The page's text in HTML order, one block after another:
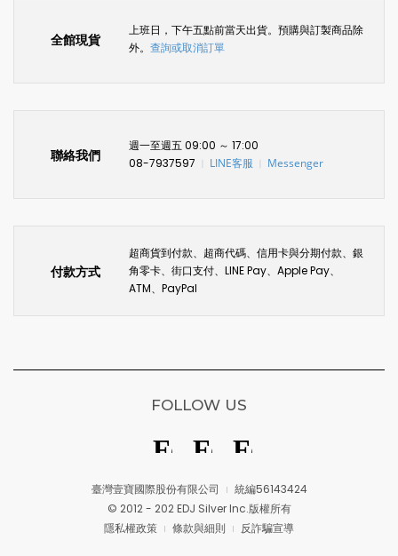
全館現貨
上班日，下午五點前當天出貨。預購與訂製商品除
外。 查詢或取消訂單
聯絡我們
週一至週五 09:00 ～ 17:00
08-7937597
LINE客服 Messenger
付款方式
超商貨到付款、超商代碼、信用卡與分期付款、銀
角零卡、街口支付、LINE Pay、Apple Pay、
ATM、PayPal
臺灣壹寶國際股份有限公司
統編56143424
© 2012 - 202 EDJ Silver Inc.版權所有
隱私權政策
條款與細則 反詐騙宣導
FOLLOW US